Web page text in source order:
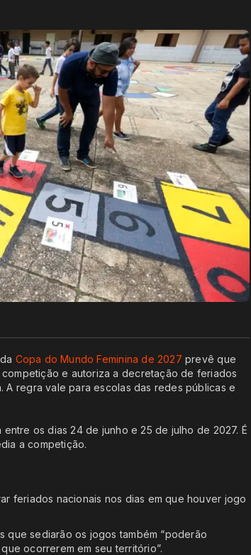
Copa do Mundo Feminina de 2027 prevê que
e autoriza a decretação de feriados
regra vale para escolas das redes públicas e
os dias 24 de junho e 25 de julho de 2027. É
a competição.
feriados nacionais nos dias em que houver jogo
que sediarão os jogos também “poderão
ocorrerem em seu território”.